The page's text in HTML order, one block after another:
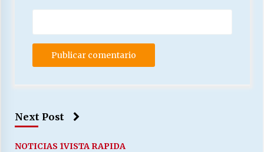
Next Post
NOTICIAS 1VISTA RAPIDA